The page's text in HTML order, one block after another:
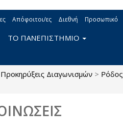
Απόφοιτοι/ες Διεθνή Προσωπικό
ΤΟ ΠΑΝΕΠΙΣΤΗΜΙΟ
Προκηρύξεις Διαγωνισμών > Ρόδος